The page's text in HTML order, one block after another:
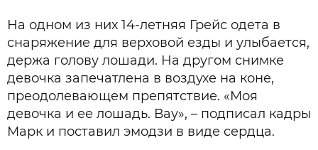
На одном из них 14-летняя Грейс одета в
снаряжение для верховой езды и улыбается,
держа голову лошади. На другом снимке
девочка запечатлена в воздухе на коне,
преодолевающем препятствие. «Моя
девочка и ее лошадь. Вау», – подписал кадры
Марк и поставил эмодзи в виде сердца.